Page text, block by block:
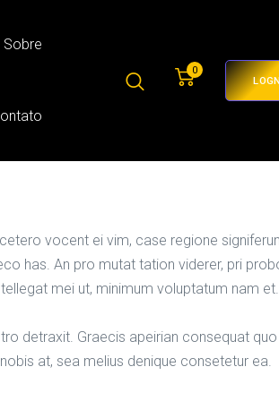
Sobre
0
LOGN
vocent ei vim, case regione
has. An pro mutat tation viderer, pri
mei ut, minimum voluptatum nam et.
detraxit. Graecis apeirian consequat quo
at, sea melius denique consetetur ea.